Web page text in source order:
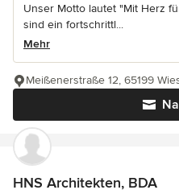
Unser Motto lautet "Mit Herz
sind ein fortschrittl...
Mehr
Meißenerstraße 12, 65199
HNS Architekten, BDA